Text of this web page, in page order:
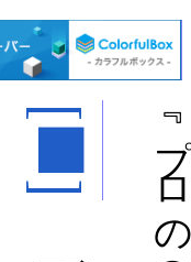
『 プロの
[■]